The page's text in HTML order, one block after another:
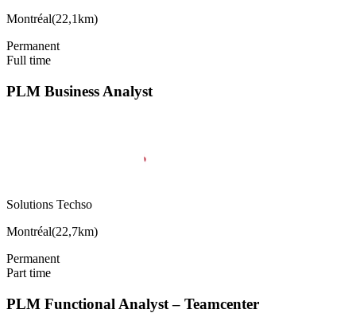
Montréal(22,1km)
Permanent
Full time
PLM Business Analyst
Solutions Techso
Montréal(22,7km)
Permanent
Part time
PLM Functional Analyst – Teamcenter